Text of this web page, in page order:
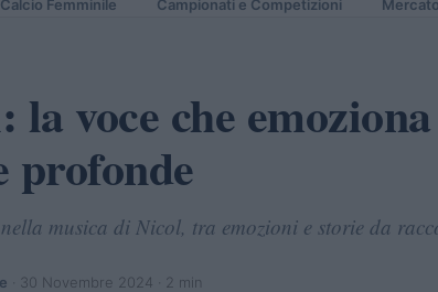
Calcio Femminile Campionati e Competizioni
la voce che
profonde
musica di Nicol, tra emozioni e storie da
30 Novembre 2024 · 2 min